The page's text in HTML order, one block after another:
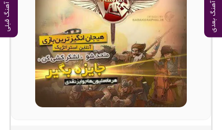
آهنگ بعدی آهنگ قبلی